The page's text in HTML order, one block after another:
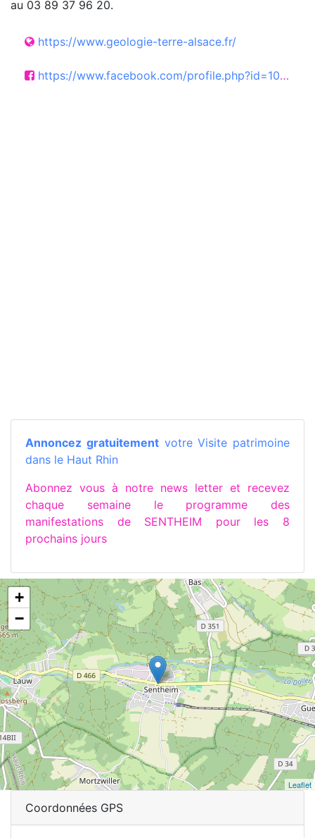
au 03 89 37 96 20.
https://www.geologie-terre-alsace.fr/
https://www.facebook.com/profile.php?id=100064687327290
Annoncez gratuitementvotre Visite patrimoine
dans le Haut Rhin
Abonnez vous à notre news letter et recevez
chaque semaine le programme des
manifestations de SENTHEIM pour les 8
prochains jours
+
−
Leaflet
Coordonnées GPS